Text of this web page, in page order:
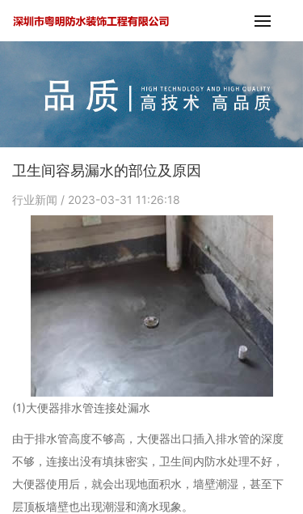
卫生间容易漏水的部位及原因
行业新闻 / 2023-03-31 11:26:18
(1)大便器排水管连接处漏水
由于排水管高度不够高，大便器出口插入排水管的深度
不够，连接出没有填抹密实，卫生间内防水处理不好，
大便器使用后，就会出现地面积水，墙壁潮湿，甚至下
层顶板墙壁也出现潮湿和滴水现象。